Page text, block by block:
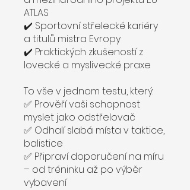
ATLAS
✔️ Sportovní střelecké kariéry
a titulů mistra Evropy
✔️ Praktických zkušeností z
lovecké a myslivecké praxe
To vše v jednom testu, který:
✅ Prověří vaši schopnost
myslet jako odstřelovač
✅ Odhalí slabá místa v taktice,
balistice
✅ Připraví doporučení na míru
– od tréninku až po výběr
vybavení